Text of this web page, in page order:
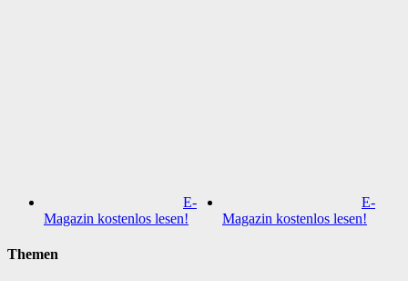
E-
Magazin kostenlos lesen!
E-
Magazin kostenlos lesen!
Themen